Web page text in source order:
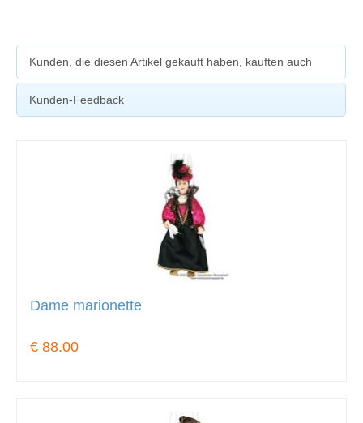
Kunden, die diesen Artikel gekauft haben, kauften auch
Kunden-Feedback
Dame marionette
€ 88.00